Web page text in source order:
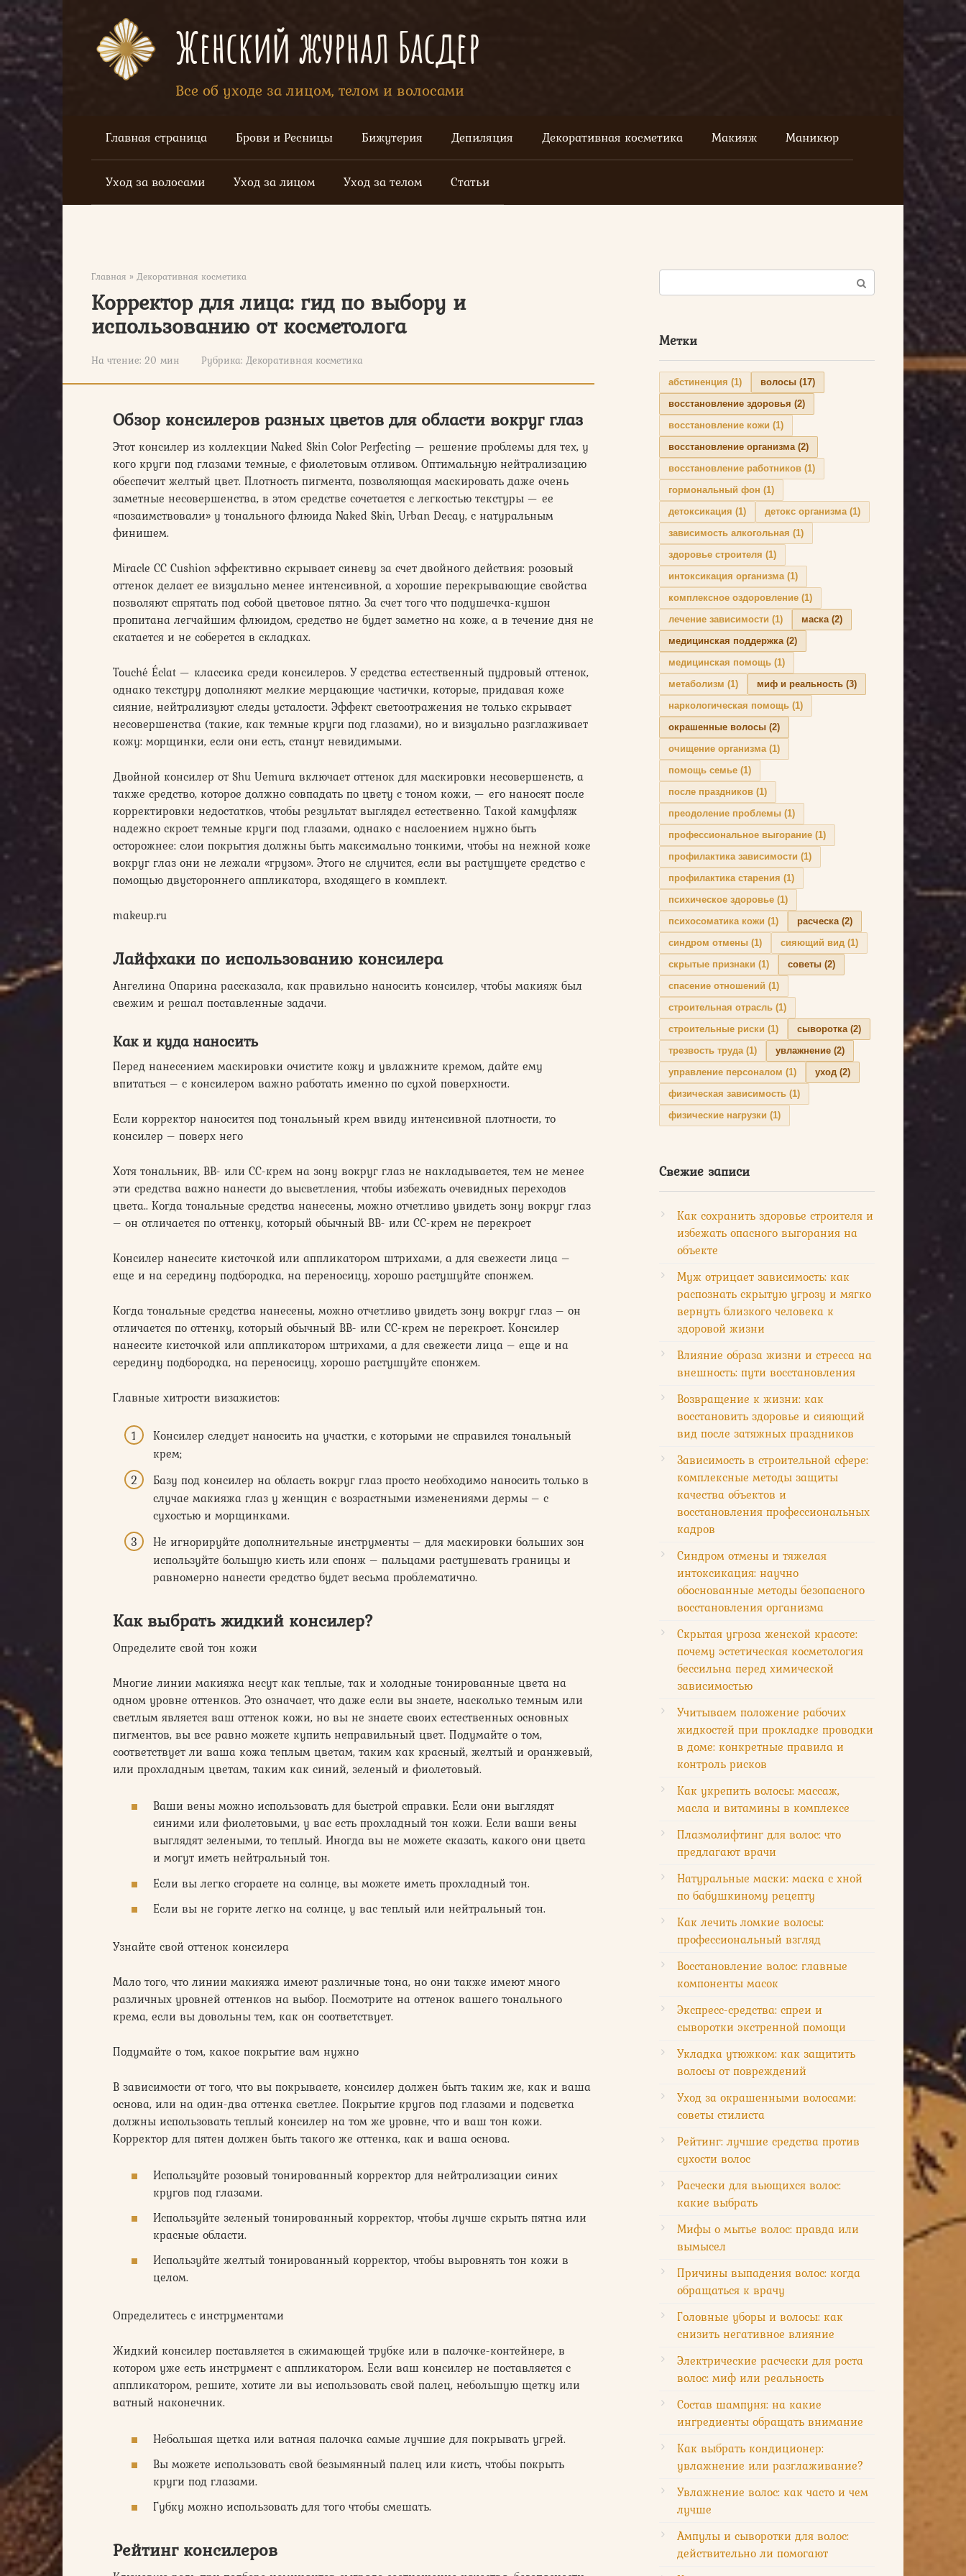
Перейти
к
контенту
Женский журнал Басдер
Все об уходе за лицом, телом и волосами
Главная страница Брови и Ресницы Бижутерия Депиляция Декоративная косметика Макияж Маникюр
Уход за волосами Уход за лицом Уход за телом Статьи
Главная » Декоративная косметика
Корректор для лица: гид по выбору и
использованию от косметолога
На чтение: 20 мин Рубрика: Декоративная косметика
Обзор консилеров разных цветов для области вокруг глаз
Этот консилер из коллекции Naked Skin Color Perfecting — решение проблемы для тех, у
кого круги под глазами темные, с фиолетовым отливом. Оптимальную нейтрализацию
обеспечит желтый цвет. Плотность пигмента, позволяющая маскировать даже очень
заметные несовершенства, в этом средстве сочетается с легкостью текстуры — ее
«позаимствовали» у тонального флюида Naked Skin, Urban Decay, с натуральным
финишем.
Miracle CC Cushion эффективно скрывает синеву за счет двойного действия: розовый
оттенок делает ее визуально менее интенсивной, а хорошие перекрывающие свойства
позволяют спрятать под собой цветовое пятно. За счет того что подушечка-кушон
пропитана легчайшим флюидом, средство не будет заметно на коже, а в течение дня не
скатается и не соберется в складках.
Touché Éclat — классика среди консилеров. У средства естественный пудровый оттенок,
однако текстуру дополняют мелкие мерцающие частички, которые, придавая коже
сияние, нейтрализуют следы усталости. Эффект светоотражения не только скрывает
несовершенства (такие, как темные круги под глазами), но и визуально разглаживает
кожу: морщинки, если они есть, станут невидимыми.
Двойной консилер от Shu Uemura включает оттенок для маскировки несовершенств, а
также средство, которое должно совпадать по цвету с тоном кожи, — его наносят после
корректировки недостатков, чтобы результат выглядел естественно. Такой камуфляж
надежно скроет темные круги под глазами, однако с наслоением нужно быть
осторожнее: слои покрытия должны быть максимально тонкими, чтобы на нежной коже
вокруг глаз они не лежали «грузом». Этого не случится, если вы растушуете средство с
помощью двустороннего аппликатора, входящего в комплект.
makeup.ru
Лайфхаки по использованию консилера
Ангелина Опарина рассказала, как правильно наносить консилер, чтобы макияж был
свежим и решал поставленные задачи.
Как и куда наносить
Перед нанесением маскировки очистите кожу и увлажните кремом, дайте ему
впитаться – с консилером важно работать именно по сухой поверхности.
Если корректор наносится под тональный крем ввиду интенсивной плотности, то
консилер – поверх него
Хотя тональник, ВВ- или СС-крем на зону вокруг глаз не накладывается, тем не менее
эти средства важно нанести до высветления, чтобы избежать очевидных переходов
цвета.. Когда тональные средства нанесены, можно отчетливо увидеть зону вокруг глаз
– он отличается по оттенку, который обычный ВВ- или СС-крем не перекроет
Консилер нанесите кисточкой или аппликатором штрихами, а для свежести лица –
еще и на середину подбородка, на переносицу, хорошо растушуйте спонжем.
Когда тональные средства нанесены, можно отчетливо увидеть зону вокруг глаз – он
отличается по оттенку, который обычный ВВ- или СС-крем не перекроет. Консилер
нанесите кисточкой или аппликатором штрихами, а для свежести лица – еще и на
середину подбородка, на переносицу, хорошо растушуйте спонжем.
Главные хитрости визажистов:
Консилер следует наносить на участки, с которыми не справился тональный
крем;
Базу под консилер на область вокруг глаз просто необходимо наносить только в
случае макияжа глаз у женщин с возрастными изменениями дермы – с
сухостью и морщинками.
Не игнорируйте дополнительные инструменты – для маскировки больших зон
используйте большую кисть или спонж – пальцами растушевать границы и
равномерно нанести средство будет весьма проблематично.
Как выбрать жидкий консилер?
Определите свой тон кожи
Многие линии макияжа несут как теплые, так и холодные тонированные цвета на
одном уровне оттенков. Это означает, что даже если вы знаете, насколько темным или
светлым является ваш оттенок кожи, но вы не знаете своих естественных основных
пигментов, вы все равно можете купить неправильный цвет. Подумайте о том,
соответствует ли ваша кожа теплым цветам, таким как красный, желтый и оранжевый,
или прохладным цветам, таким как синий, зеленый и фиолетовый.
Ваши вены можно использовать для быстрой справки. Если они выглядят
синими или фиолетовыми, у вас есть прохладный тон кожи. Если ваши вены
выглядят зелеными, то теплый. Иногда вы не можете сказать, какого они цвета
и могут иметь нейтральный тон.
Если вы легко сгораете на солнце, вы можете иметь прохладный тон.
Если вы не горите легко на солнце, у вас теплый или нейтральный тон.
Узнайте свой оттенок консилера
Мало того, что линии макияжа имеют различные тона, но они также имеют много
различных уровней оттенков на выбор. Посмотрите на оттенок вашего тонального
крема, если вы довольны тем, как он соответствует.
Подумайте о том, какое покрытие вам нужно
В зависимости от того, что вы покрываете, консилер должен быть таким же, как и ваша
основа, или на один-два оттенка светлее. Покрытие кругов под глазами и подсветка
должны использовать теплый консилер на том же уровне, что и ваш тон кожи.
Корректор для пятен должен быть такого же оттенка, как и ваша основа.
Используйте розовый тонированный корректор для нейтрализации синих
кругов под глазами.
Используйте зеленый тонированный корректор, чтобы лучше скрыть пятна или
красные области.
Используйте желтый тонированный корректор, чтобы выровнять тон кожи в
целом.
Определитесь с инструментами
Жидкий консилер поставляется в сжимающей трубке или в палочке-контейнере, в
котором уже есть инструмент с аппликатором. Если ваш консилер не поставляется с
аппликатором, решите, хотите ли вы использовать свой палец, небольшую щетку или
ватный наконечник.
Небольшая щетка или ватная палочка самые лучшие для покрывать угрей.
Вы можете использовать свой безымянный палец или кисть, чтобы покрыть
круги под глазами.
Губку можно использовать для того чтобы смешать.
Рейтинг консилеров
Поиск:
Метки
абстиненция (1) волосы (17)
восстановление здоровья (2)
восстановление кожи (1)
восстановление организма(2)
восстановление работников (1)
гормональный фон (1)
детоксикация (1) детокс организма(1)
зависимость алкогольная (1)
здоровье строителя (1)
интоксикация организма(1)
комплексное оздоровление (1)
лечение зависимости (1) маска(2)
медицинская поддержка(2)
медицинская помощь (1)
метаболизм (1) миф и реальность (3)
наркологическая помощь (1)
окрашенные волосы (2)
очищение организма(1)
помощь семье (1)
после праздников (1)
преодоление проблемы (1)
профессиональное выгорание (1)
профилактика зависимости (1)
профилактика старения (1)
психическое здоровье (1)
психосоматика кожи (1) расческа(2)
синдром отмены (1) сияющий вид (1)
скрытые признаки (1) советы (2)
спасение отношений (1)
строительная отрасль (1)
строительные риски (1) сыворотка(2)
трезвость труда(1) увлажнение (2)
управление персоналом (1) уход (2)
физическая зависимость (1)
физические нагрузки (1)
Свежие записи
Как сохранить здоровье строителя и
избежать опасного выгорания на
объекте
Муж отрицает зависимость: как
распознать скрытую угрозу и мягко
вернуть близкого человека к
здоровой жизни
Влияние образа жизни и стресса на
внешность: пути восстановления
Возвращение к жизни: как
восстановить здоровье и сияющий
вид после затяжных праздников
Зависимость в строительной сфере:
комплексные методы защиты
качества объектов и
восстановления профессиональных
кадров
Синдром отмены и тяжелая
интоксикация: научно
обоснованные методы безопасного
восстановления организма
Скрытая угроза женской красоте:
почему эстетическая косметология
бессильна перед химической
зависимостью
Учитываем положение рабочих
жидкостей при прокладке проводки
в доме: конкретные правила и
контроль рисков
Как укрепить волосы: массаж,
масла и витамины в комплексе
Плазмолифтинг для волос: что
предлагают врачи
Натуральные маски: маска с хной
по бабушкиному рецепту
Как лечить ломкие волосы:
профессиональный взгляд
Восстановление волос: главные
компоненты масок
Экспресс-средства: спреи и
сыворотки экстренной помощи
Укладка утюжком: как защитить
волосы от повреждений
Уход за окрашенными волосами:
советы стилиста
Рейтинг: лучшие средства против
сухости волос
Расчески для вьющихся волос:
какие выбрать
Мифы о мытье волос: правда или
вымысел
Причины выпадения волос: когда
обращаться к врачу
Головные уборы и волосы: как
снизить негативное влияние
Электрические расчески для роста
волос: миф или реальность
Состав шампуня: на какие
ингредиенты обращать внимание
Как выбрать кондиционер:
увлажнение или разглаживание?
Увлажнение волос: как часто и чем
лучше
Ампулы и сыворотки для волос:
действительно ли помогают